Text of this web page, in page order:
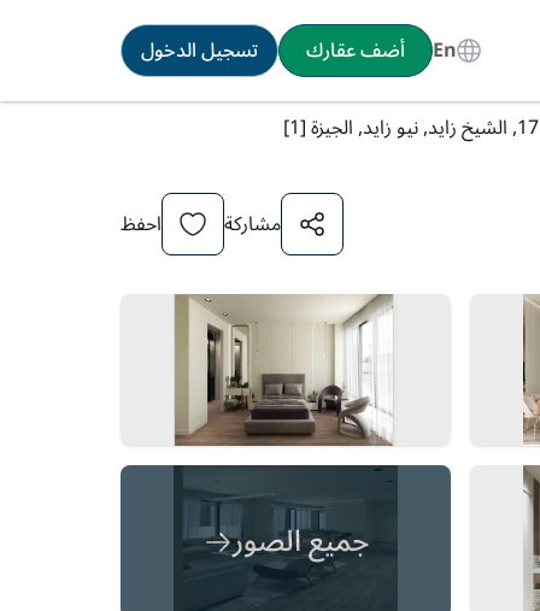
En أضف عقارك
تسجيل الدخول
مشاركة احفظ
جميع الصور